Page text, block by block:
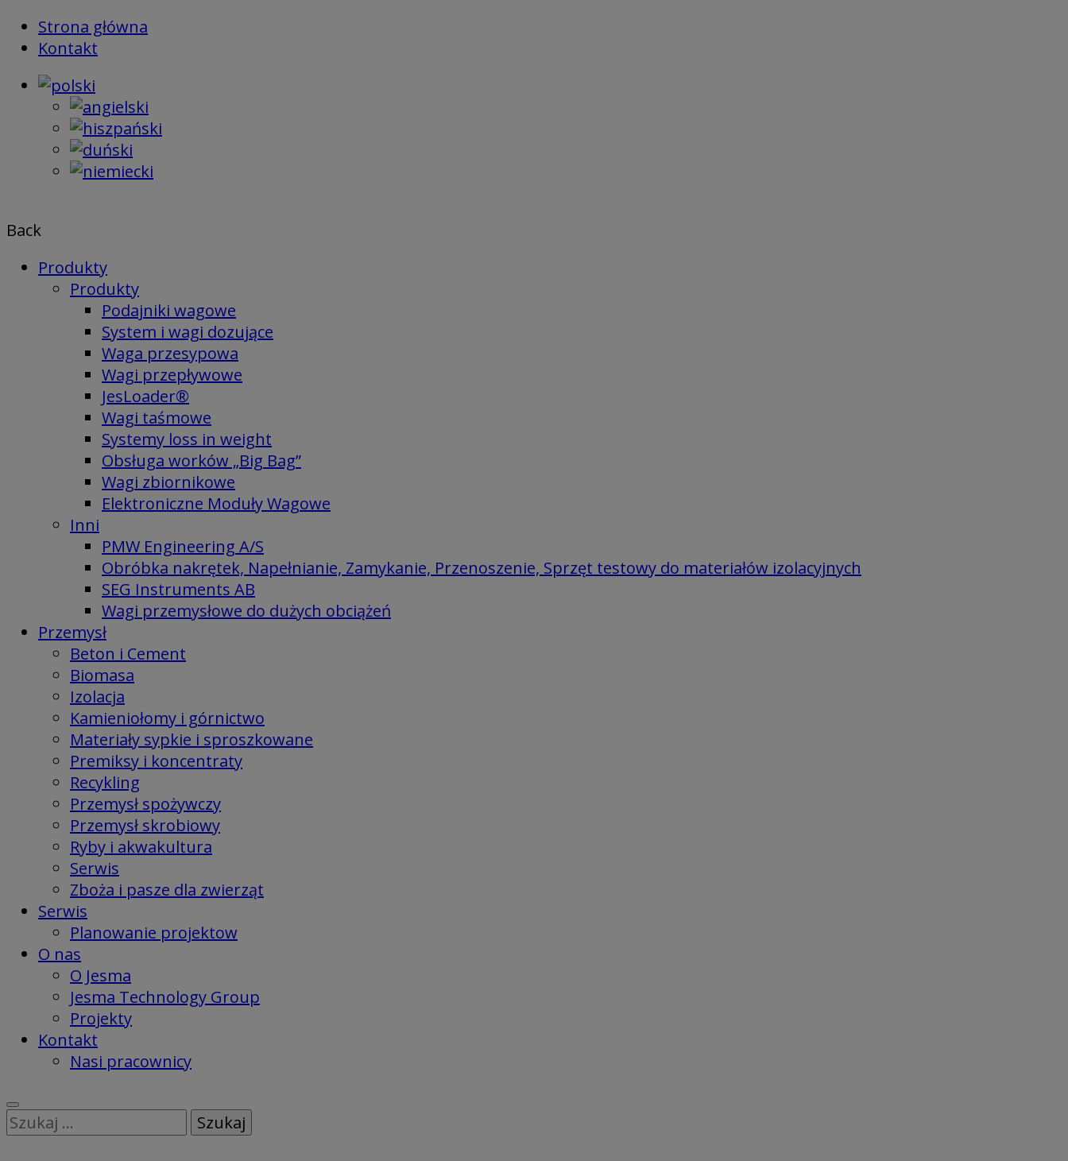
Skip Strona główna
Kontakt
Back
Produkty
Produkty
Podajniki wagowe
System i wagi dozujące
Waga przesypowa
Wagi przepływowe
JesLoader®
Wagi taśmowe
Systemy loss in weight
Obsługa worków „Big Bag”
Wagi zbiornikowe
Elektroniczne Moduły Wagowe
Inni
PMW Engineering A/S
Obróbka nakrętek, Napełnianie, Zamykanie, Przenoszenie, Sprzęt testowy do materiałów izolacyjnych
SEG Instruments AB
Wagi przemysłowe do dużych obciążeń
Przemysł
Beton i Cement
Biomasa
Izolacja
Kamieniołomy i górnictwo
Materiały sypkie i sproszkowane
Premiksy i koncentraty
Recykling
Przemysł spożywczy
Przemysł skrobiowy
Ryby i akwakultura
Serwis
Zboża i pasze dla zwierząt
Serwis
Planowanie projektow
O nas
O Jesma
Jesma Technology Group
Projekty
Kontakt
Nasi pracownicy
Szukaj: